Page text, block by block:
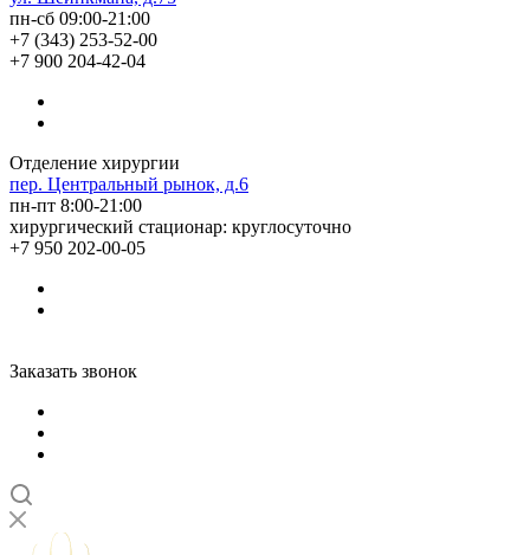
пн-сб 09:00-21:00
+7 (343) 253-52-00
+7 900 204-42-04
Отделение хирургии
пер. Центральный рынок, д.6
пн-пт 8:00-21:00
хирургический стационар: круглосуточно
+7 950 202-00-05
Заказать звонок